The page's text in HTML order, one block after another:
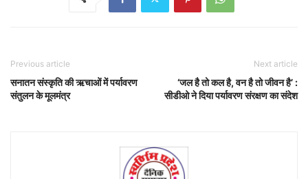
Previous article
सनातन संस्कृति की ऋचाओं में पर्यावरण
संतुलन के मूलमंत्र
Next article
‘जल है तो कल है, वन है तो जीवन है’ :
सीडीओ ने दिया पर्यावरण संरक्षण का संदेश